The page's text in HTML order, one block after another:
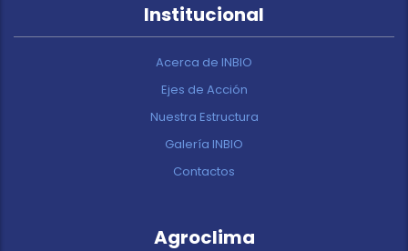
Institucional
Acerca de INBIO
Ejes de Acción
Nuestra Estructura
Galería INBIO
Contactos
Agroclima